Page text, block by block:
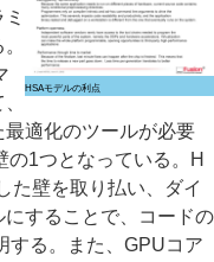
HSAモデルの利点
適化のツールが必要
の1つとなっている。H
た壁を取り払い、ダイ
することで、コードの
する。また、GPUコア